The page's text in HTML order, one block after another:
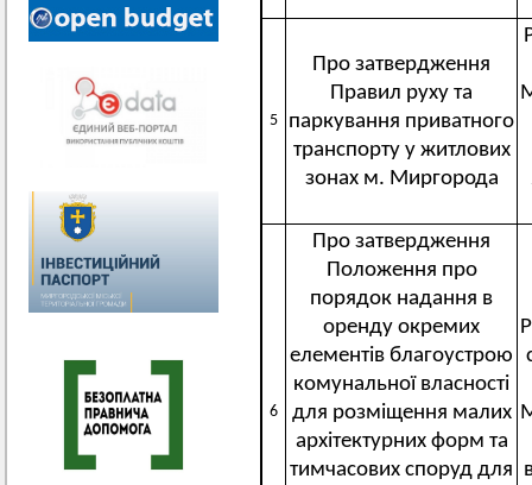
5
Про затвердження
Правил руху та
паркування приватного
транспорту у житлових
зонах м. Миргорода
6
Про затвердження
Положення про
порядок надання в
оренду окремих
елементів благоустрою
комунальної власності
для розміщення малих
архітектурних форм та
тимчасових споруд для